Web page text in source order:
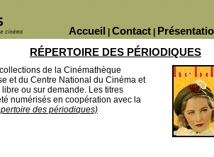
Contact
Accueil
RÉPERTOIRE DES PÉRIODIQUES
de la Cinémathèque
et du Centre National du Cinéma et
ou sur demande. Les titres
numérisés en coopération avec la
des périodiques)